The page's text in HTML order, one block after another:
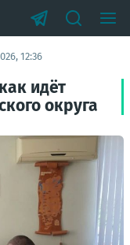
12:36
идёт
округа